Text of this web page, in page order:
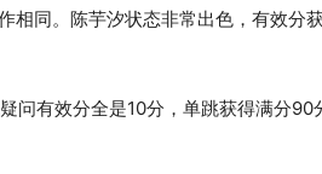
相同。陈芋汐状态非常出色，有效分
有效分全是10分，单跳获得满分90